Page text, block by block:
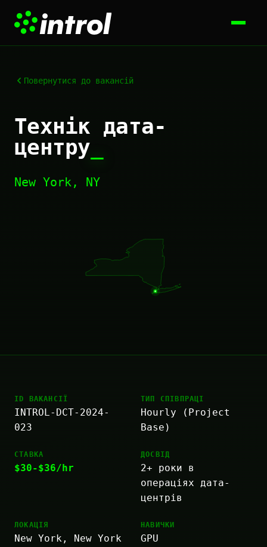
Повернутися до вакансій
Технік дата-
центру
New York, NY
ID ВАКАНСІЇ
INTROL-DCT-2024-
023
ТИП СПІВПРАЦІ
Hourly (Project
Base)
СТАВКА
$30-$36/hr
ДОСВІД
2+ роки в
операціях дата-
центрів
ЛОКАЦІЯ
New York, New York
НАВИЧКИ
GPU